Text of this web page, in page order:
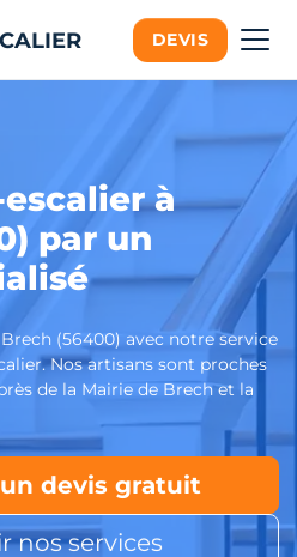
DEVIS
à
par un
(56400) avec notre service
Nos artisans sont proches
de la Mairie de Brech et la
devis gratuit
nos services